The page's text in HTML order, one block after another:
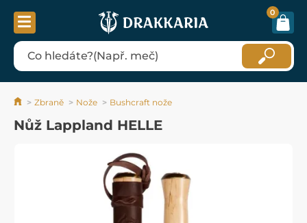
0
Zbraně Nože Bushcraft nože
Nůž Lappland HELLE